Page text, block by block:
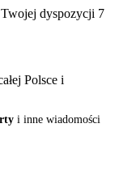
dyspozycji 7
Polsce i
i inne wiadomości